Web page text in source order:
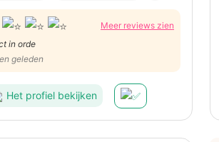
Meer reviews zien
in orde
geleden
Het profiel bekijken